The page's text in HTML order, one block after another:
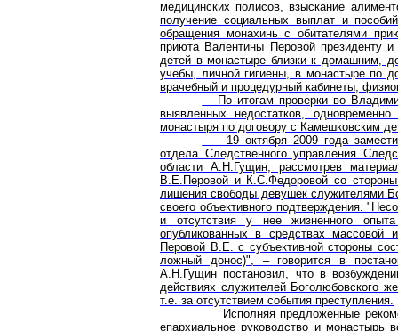
медицинских полисов, взыскание
получение социальных выплат и
обращения монахинь с обитателями
приюта Валентины Перовой президенту
детей в монастыре близки к домашним,
учебы, личной гигиены, в монастыре по
врачебный и процедурный кабинеты,
По итогам проверки во
выявленных недостатков,
монастыря по договору с Камешковским
19 октября 2009 года
отдела Следственного управления
области А.Н.Гущин, рассмотрев
В.Е.Перовой и К.С.Федоровой со
лишения свободы девушек служителями
своего объективного подтверждения.
и отсутствия у нее жизненного
опубликованных в средствах массовой
Перовой В.Е. с субъективной стороны
ложный донос)", – говорится в
А.Н.Гущин постановил, что в
действиях служителей Боголюбовского
т.е. за отсутствием события преступления.
Исполняя предложенные
епархиальное руководство и монастырь